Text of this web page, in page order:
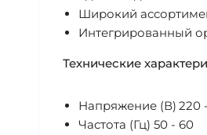
Широкий
Интегрированный
Технические
Напряжение (В) 220
Частота (Гц) 50 - 60